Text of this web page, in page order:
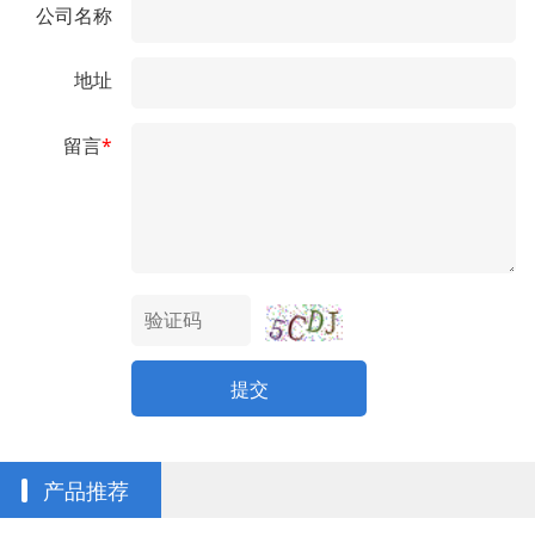
公司名称
地址
留言*
提交
产品推荐